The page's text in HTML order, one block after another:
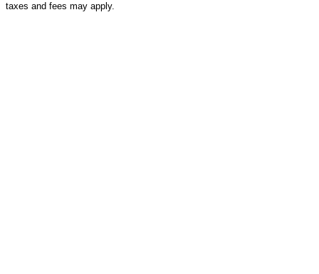
taxes and fees may apply.